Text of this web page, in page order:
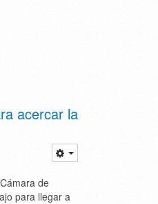
acercar la
de
para llegar a